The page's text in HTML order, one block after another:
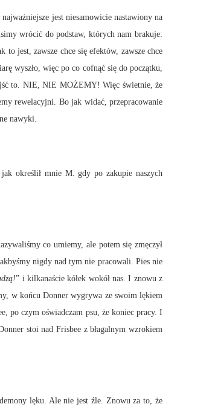
jest niesamowicie nastawiony na
wrócić do podstaw, których nam brakuje:
to jest, zawsze chce się efektów, zawsze chce
wyszło, więc po co cofnąć się do początku,
to. NIE, NIE MOŻEMY! Więc świetnie, że
rewelacyjni. Bo jak widać, przepracowanie
nawyki.
mnie M. gdy po zakupie naszych
co umiemy, ale potem się zmęczył
nigdy nad tym nie pracowali. Pies nie
” i kilkanaście kółek wokół nas. I znowu z
w końcu Donner wygrywa ze swoim lękiem
po czym oświadczam psu, że koniec pracy. I
stoi nad Frisbee z błagalnym wzrokiem
lęku. Ale nie jest źle. Znowu za to, że